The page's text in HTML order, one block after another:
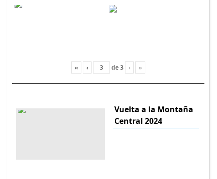
« ‹ de3 › »
Vuelta a la Montaña
Central 2024